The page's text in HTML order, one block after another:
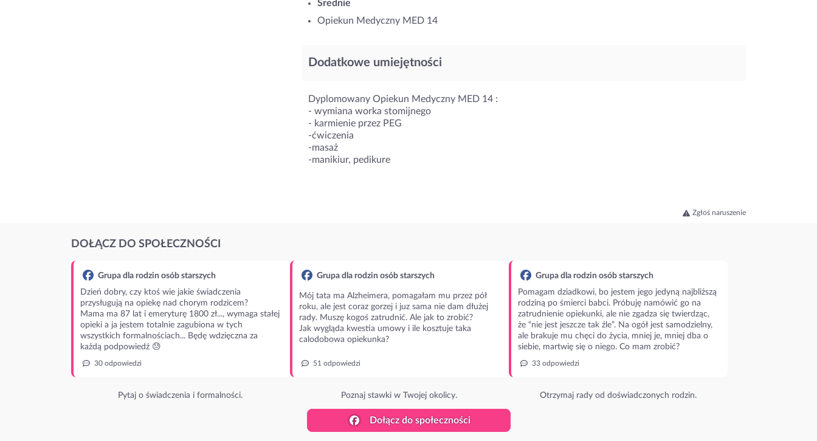
Średnie
Opiekun Medyczny MED 14
Dodatkowe umiejętności
Dyplomowany Opiekun Medyczny MED 14 :
- wymiana worka stomijnego
- karmienie przez PEG
-ćwiczenia
-masaż
-manikiur, pedikure
Zgłoś naruszenie
DOŁĄCZ DO SPOŁECZNOŚCI
Grupa dla rodzin osób starszych
Dzień dobry, czy ktoś wie jakie świadczenia
przysługują na opiekę nad chorym rodzicem?
Mama ma 87 lat i emeryturę 1800 zł..., wymaga stałej
opieki a ja jestem totalnie zagubiona w tych
wszystkich formalnościach... Będę wdzięczna za
każdą podpowiedź 😓
30 odpowiedzi
Pytaj o świadczenia i formalności.
Grupa dla rodzin osób starszych
Mój tata ma Alzheimera, pomagałam mu przez pół
roku, ale jest coraz gorzej i juz sama nie dam dłużej
rady. Muszę kogoś zatrudnić. Ale jak to zrobić?
Jak wygląda kwestia umowy i ile kosztuje taka
calodobowa opiekunka?
51 odpowiedzi
Poznaj stawki w Twojej okolicy.
Grupa dla rodzin osób starszych
Pomagam dziadkowi, bo jestem jego jedyną najbliższą
rodziną po śmierci babci. Próbuję namówić go na
zatrudnienie opiekunki, ale nie zgadza się twierdząc,
że “nie jest jeszcze tak źle”. Na ogół jest samodzielny,
ale brakuje mu chęci do życia, mniej je, mniej dba o
siebie, martwię się o niego. Co mam zrobić?
33 odpowiedzi
Otrzymaj rady od doświadczonych rodzin.
Dołącz do społeczności